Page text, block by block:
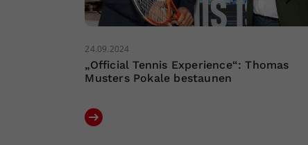
24.09.2024
„Official Tennis Experience“: Thomas
Musters Pokale bestaunen